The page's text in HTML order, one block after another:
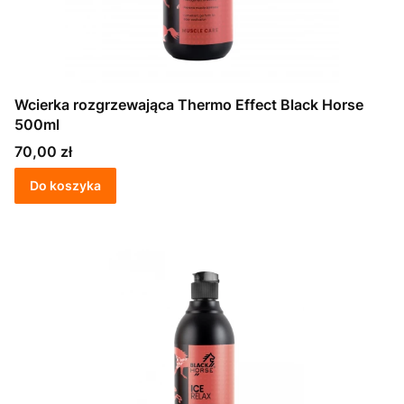
Wcierka rozgrzewająca Thermo Effect Black Horse
500ml
Cena
70,00 zł
Do koszyka